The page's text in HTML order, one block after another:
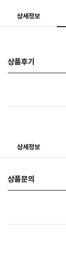
상세정보
상품후기
상세정보
상품문의